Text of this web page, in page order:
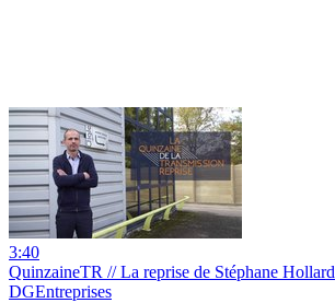
3:40
QuinzaineTR // La reprise de Stéphane Hollard
DGEntreprises